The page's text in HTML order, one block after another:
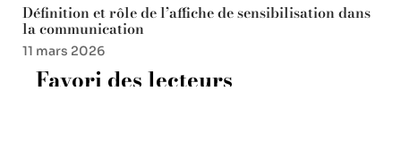
Définition et rôle de l’affiche de sensibilisation dans
la communication
11 mars 2026
Favori des lecteurs